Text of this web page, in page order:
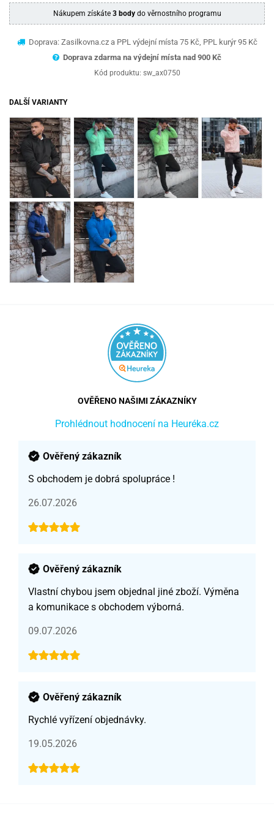
Nákupem získáte 3 bodydo věrnostního programu
Doprava: Zasilkovna.cz a PPL výdejní místa 75 Kč, PPL kurýr 95 Kč
Doprava zdarma na výdejní místa nad 900 Kč
Kód produktu: sw_ax0750
DALŠÍ VARIANTY
OVĚŘENO NAŠIMI ZÁKAZNÍKY
Prohlédnout hodnocení na Heuréka.cz
Ověřený zákazník
S obchodem je dobrá spolupráce !
26.07.2026
Ověřený zákazník
Vlastní chybou jsem objednal jiné zboží. Výměna
a komunikace s obchodem výborná.
09.07.2026
Ověřený zákazník
Rychlé vyřízení objednávky.
19.05.2026